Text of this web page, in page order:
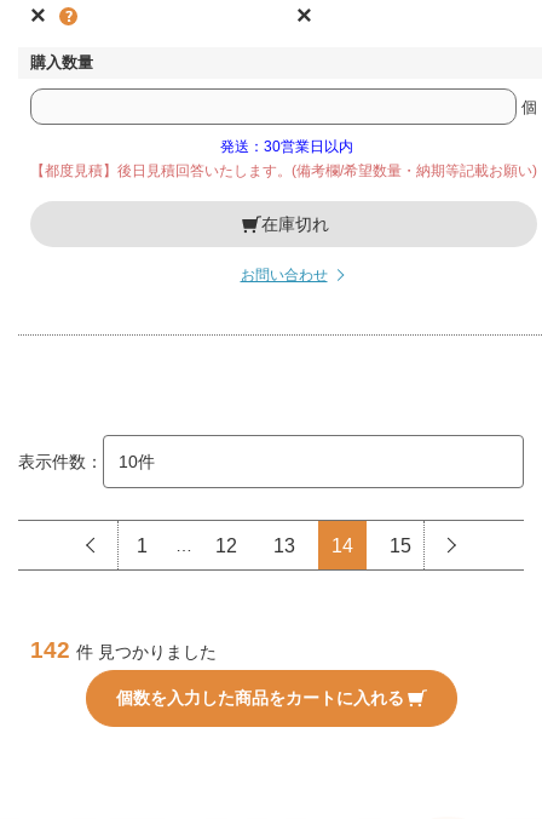
× ×
個
発送：30営業日以内
【都度見積】後日見積回答いたします。(備考欄/希望数量・納期等記載お願い)
在庫切れ
お問い合わせ
表示件数：
1 12 13 14 15
142 件 見つかりました
個数を入力した商品をカートに入れる